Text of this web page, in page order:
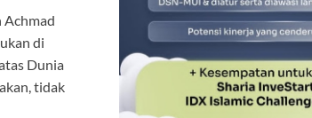
Achmad
di
Dunia
tidak